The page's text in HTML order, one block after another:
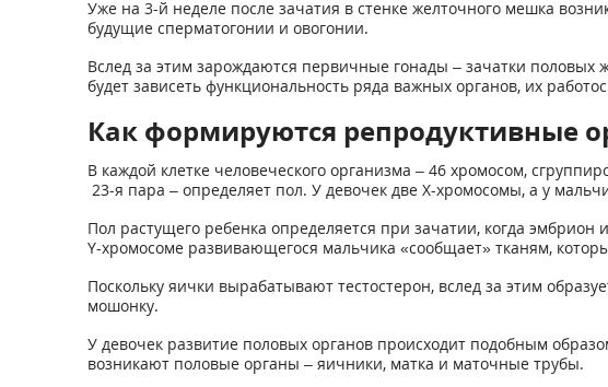
Уже на 3-й неделе после зачатия в стенке желточного мешка
будущие сперматогонии и овогонии.
Вслед за этим зарождаются первичные гонады – зачатки половых
будет зависеть функциональность ряда важных органов, их
Как формируются репродуктивные
В каждой клетке человеческого организма – 46 хромосом,
23-я пара – определяет пол. У девочек две Х-хромосомы, а у
Пол растущего ребенка определяется при зачатии, когда
Y-хромосоме развивающегося мальчика «сообщает» тканям,
Поскольку яички вырабатывают тестостерон, вслед за этим
мошонку.
У девочек развитие половых органов происходит подобным
возникают половые органы – яичники, матка и маточные трубы.